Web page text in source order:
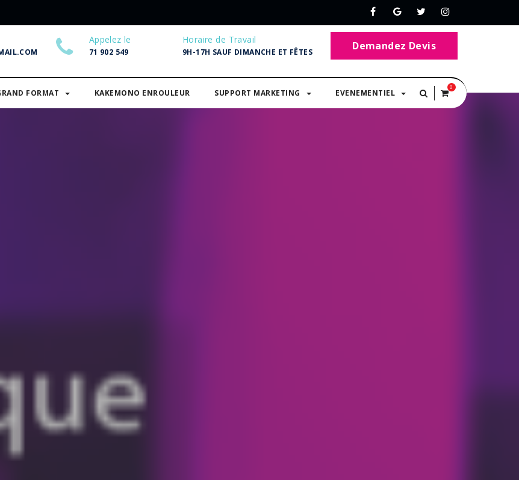
Appelez le
71 902 549
Horaire de Travail
9H-17H SAUF DIMANCHE ET FÊTES Demandez Devis
FORMAT KAKEMONO ENROULEUR SUPPORT MARKETING EVENEMENTIEL
0